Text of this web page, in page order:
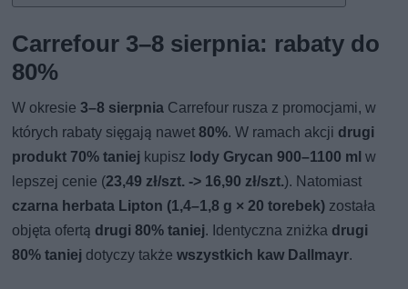
Carrefour 3–8 sierpnia: rabaty do
80%
W okresie3–8 sierpnia Carrefour rusza z promocjami, w
których rabaty sięgają nawet80%. W ramach akcji drugi
produkt 70% taniej kupisz lody Grycan 900–1100 ml w
lepszej cenie (23,49 zł/szt. -> 16,90 zł/szt.). Natomiast
czarna herbata Lipton (1,4–1,8 g × 20 torebek) została
objęta ofertą drugi 80% taniej. Identyczna zniżka drugi
80% taniej dotyczy takżewszystkich kaw Dallmayr.